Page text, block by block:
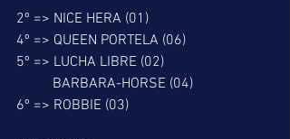
2º => NICE HERA (01)
4º => QUEEN PORTELA (06)
5º => LUCHA LIBRE (02)
          BARBARA-HORSE (04)
6º => ROBBIE (03)